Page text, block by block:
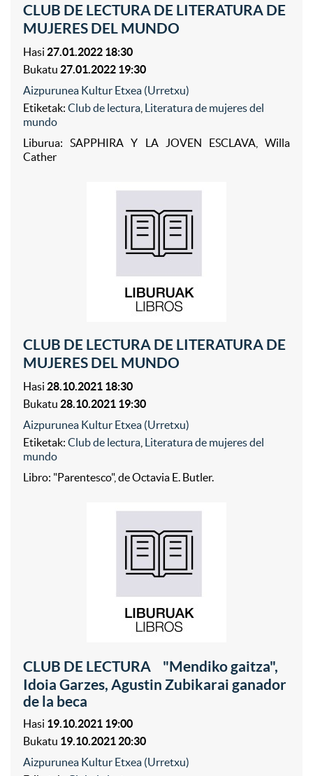
CLUB DE LECTURA DE LITERATURA DE
MUJERES DEL MUNDO
Hasi 27.01.2022 18:30
Bukatu 27.01.2022 19:30
Aizpurunea Kultur Etxea (Urretxu)
Etiketak: Club de lectura Literatura de mujeres del
mundo
Liburua: SAPPHIRA Y LA JOVEN ESCLAVA, Willa
Cather
CLUB DE LECTURA DE LITERATURA DE
MUJERES DEL MUNDO
Hasi 28.10.2021 18:30
Bukatu 28.10.2021 19:30
Aizpurunea Kultur Etxea (Urretxu)
Etiketak: Club de lectura Literatura de mujeres del
mundo
Libro: "Parentesco", de Octavia E. Butler.
CLUB DE LECTURA "Mendiko gaitza",
Idoia Garzes, Agustin Zubikarai ganador
de la beca
Hasi 19.10.2021 19:00
Bukatu 19.10.2021 20:30
Aizpurunea Kultur Etxea (Urretxu)